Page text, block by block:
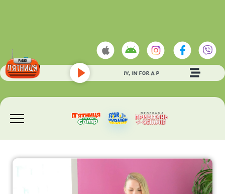
Play
- IN FOR A PENNY, IN FOR A POUND